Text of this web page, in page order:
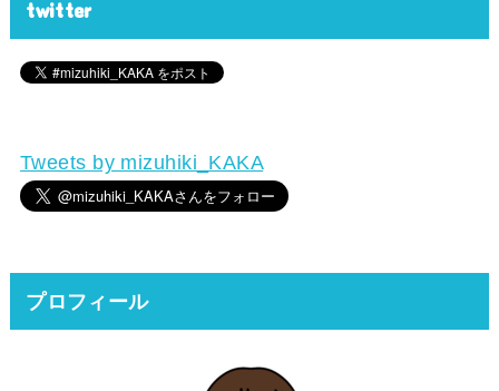
twitter
Tweets by mizuhiki_KAKA
プロフィール